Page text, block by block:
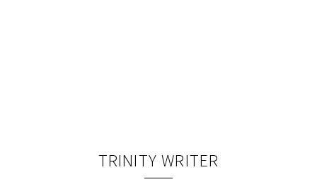
TRINITY WRITER